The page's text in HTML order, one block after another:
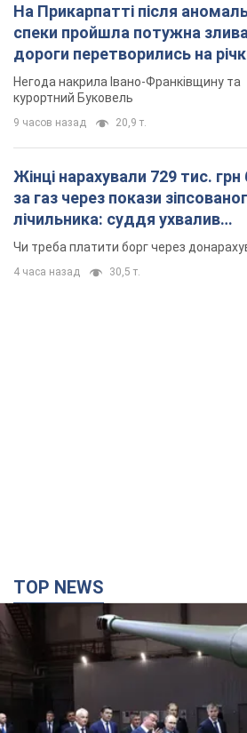
На Прикарпатті після
спеки пройшла потужна
дороги перетворились на
Відео
Негода накрила Івано-Франківщину та
курортний Буковель
9 часов назад 20,9 т.
Жінці нарахували 729 тис. грн
за газ через покази
лічильника: суддя ухвалив
неочікуване рішення
Чи треба платити борг через
4 часа назад 30,5 т.
TOP NEWS